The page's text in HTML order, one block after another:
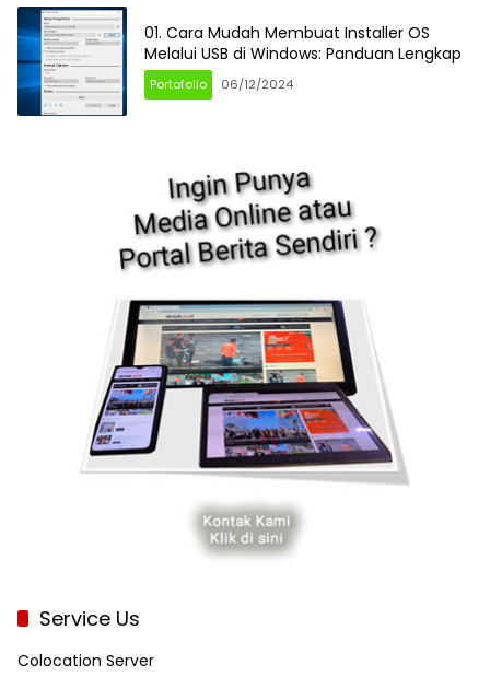
01. Cara Mudah Membuat Installer OS
Melalui USB di Windows: Panduan Lengkap
Portofolio 06/12/2024
Service Us
Colocation Server